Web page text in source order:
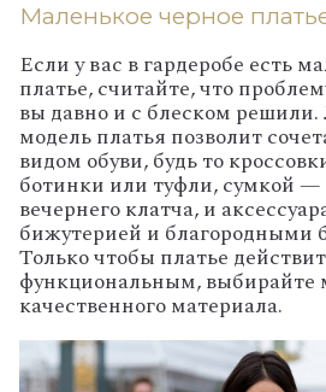
Маленькое черное
Если у вас в гардеробе есть
платье, считайте, что
вы давно и с блеском
модель платья позволит
видом обуви, будь то
ботинки или туфли, сумкой —
вечернего клатча, и
бижутерией и благородными
Только чтобы платье
функциональным, выбирайте
качественного материала.